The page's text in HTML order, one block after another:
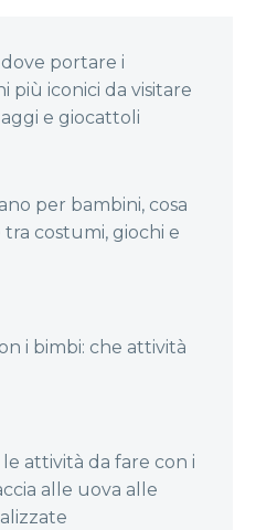
portare i
più iconici da visitare
e giocattoli
per bambini, cosa
costumi, giochi e
i bimbi: che attività
le attività da fare con i
alle uova alle